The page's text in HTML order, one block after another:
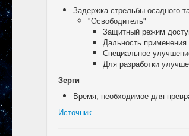
Задержка стрельбы осадного
"Освободитель"
Защитный режим
Дальность
Специальное
Для разработки
Зерги
Время, необходимое для
Источник